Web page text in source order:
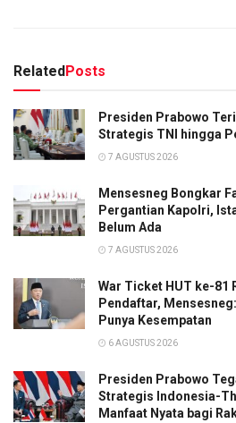
RelatedPosts
Presiden Prabowo
Strategis TNI hingga
7 AGUSTUS 2026
Mensesneg Bongkar
Pergantian Kapolri,
Belum Ada
7 AGUSTUS 2026
War Ticket HUT ke-81
Pendaftar,
Punya Kesempatan
6 AGUSTUS 2026
Presiden Prabowo
Strategis Indonesia-
Manfaat Nyata bagi